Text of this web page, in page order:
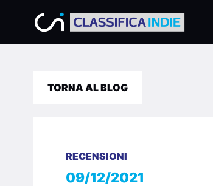
TORNA AL BLOG
RECENSIONI
09/12/2021